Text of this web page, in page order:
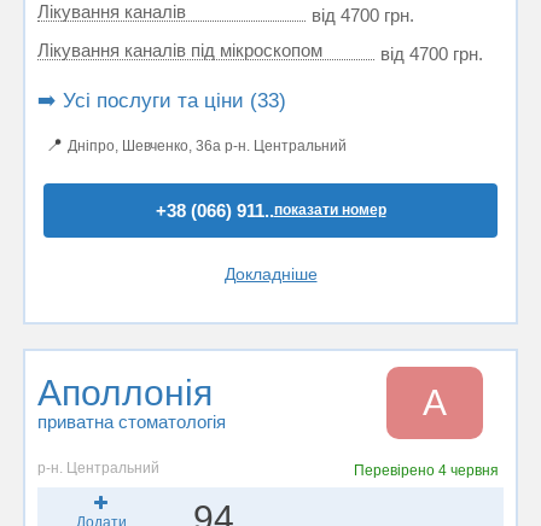
Лікування каналів
від 4700 грн.
Лікування каналів під мікроскопом
від 4700 грн.
➡️ Усі послуги та ціни (33)
📍 Дніпро, Шевченко, 36а р-н. Центральний
+38 (066) 911..показати номер
Докладніше
Аполлонія
приватна стоматологія А
р-н. Центральний Перевірено 4 червня
Додати